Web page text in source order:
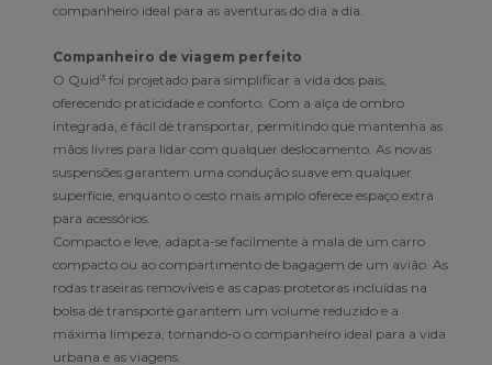
companheiro ideal para as aventuras do dia a dia.
Companheiro de viagem perfeito
O Quid³ foi projetado para simplificar a vida dos pais,
oferecendo praticidade e conforto. Com a alça de ombro
integrada, é fácil de transportar, permitindo que mantenha as
mãos livres para lidar com qualquer deslocamento. As novas
suspensões garantem uma condução suave em qualquer
superfície, enquanto o cesto mais amplo oferece espaço extra
para acessórios.
Compacto e leve, adapta-se facilmente à mala de um carro
compacto ou ao compartimento de bagagem de um avião. As
rodas traseiras removíveis e as capas protetoras incluídas na
bolsa de transporte garantem um volume reduzido e a
máxima limpeza, tornando-o o companheiro ideal para a vida
urbana e as viagens.